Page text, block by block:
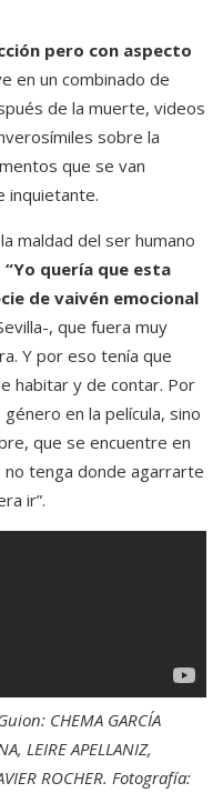
pero con aspecto
en un combinado de
de la muerte, videos
sobre la
que se van
inquietante.
maldad del ser humano
“Yo quería que esta
de vaivén emocional
, que fuera muy
Y por eso tenía que
habitar y de contar. Por
en la película, sino
que se encuentre en
tenga donde agarrarte
ir”.
CHEMA GARCÍA
LEIRE APELLANIZ,
ROCHER. Fotografía: